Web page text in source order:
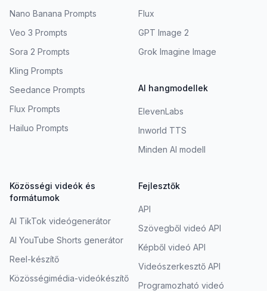
Nano Banana Prompts
Veo 3 Prompts
Sora 2 Prompts
Kling Prompts
Seedance Prompts
Flux Prompts
Hailuo Prompts
Flux
GPT Image 2
Grok Imagine Image
AI hangmodellek
ElevenLabs
Inworld TTS
Minden AI modell
Közösségi videók és
formátumok
AI TikTok videógenerátor
AI YouTube Shorts generátor
Reel-készítő
Közösségimédia-videókészítő
Fejlesztők
API
Szövegből videó API
Képből videó API
Videószerkesztő API
Programozható videó